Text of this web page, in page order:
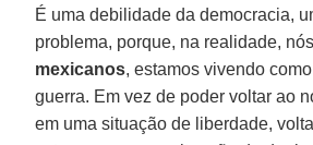
É uma debilidade da democracia,
problema, porque, na realidade,
mexicanos, estamos vivendo
guerra. Em vez de poder voltar ao
em uma situação de liberdade,